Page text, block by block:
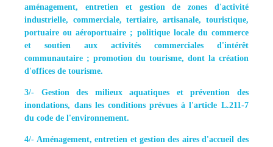
aménagement, entretien et gestion de zones d'activité
industrielle, commerciale, tertiaire, artisanale, touristique,
portuaire ou aéroportuaire ; politique locale du commerce
et soutien aux activités commerciales d'intérêt
communautaire ; promotion du tourisme, dont la création
d'offices de tourisme.
3/- Gestion des milieux aquatiques et prévention des
inondations, dans les conditions prévues à l'article L.211-7
du code de l'environnement.
4/- Aménagement, entretien et gestion des aires d'accueil des